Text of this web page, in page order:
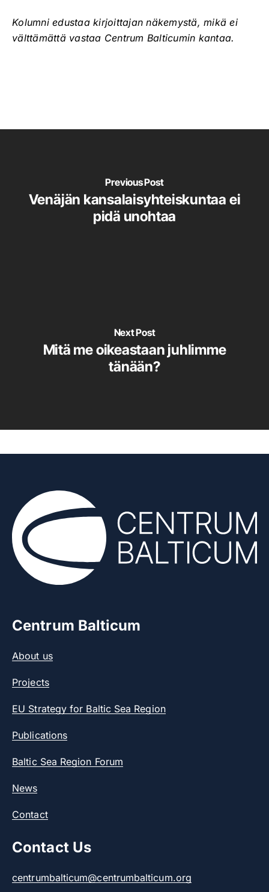
Kolumni edustaa kirjoittajan näkemystä, mikä ei
välttämättä vastaa Centrum Balticumin kantaa.
Previous Post
Venäjän kansalaisyhteiskuntaa ei
pidä unohtaa
Next Post
Mitä me oikeastaan juhlimme
tänään?
Centrum Balticum
About us
Projects
EU Strategy for Baltic Sea Region
Publications
Baltic Sea Region Forum
News
Contact
Contact Us
centrumbalticum@centrumbalticum.org